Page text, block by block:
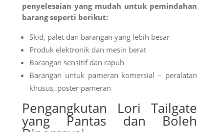
penyelesaian yang mudah untuk pemindahan
barang seperti berikut:
Skid, palet dan barangan yang lebih besar
Produk elektronik dan mesin berat
Barangan sensitif dan rapuh
Barangan untuk pameran komersial – peralatan
khusus, poster pameran
Pengangkutan Lori Tailgate
yang Pantas dan Boleh